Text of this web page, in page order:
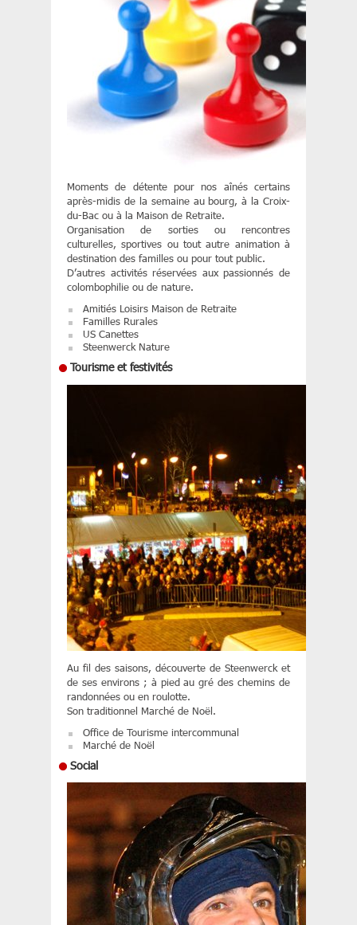
Moments de détente pour nos aînés certains
après-midis de la semaine au bourg, à la Croix-
du-Bac ou à la Maison de Retraite.
Organisation de sorties ou rencontres
culturelles, sportives ou tout autre animation à
destination des familles ou pour tout public.
D’autres activités réservées aux passionnés de
colombophilie ou de nature.
Amitiés Loisirs Maison de Retraite
Familles Rurales
US Canettes
Steenwerck Nature
Tourisme et festivités
Au fil des saisons, découverte de Steenwerck et
de ses environs ; à pied au gré des chemins de
randonnées ou en roulotte.
Son traditionnel Marché de Noël.
Office de Tourisme intercommunal
Marché de Noël
Social